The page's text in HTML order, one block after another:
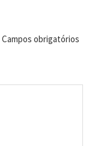
Campos obrigatórios